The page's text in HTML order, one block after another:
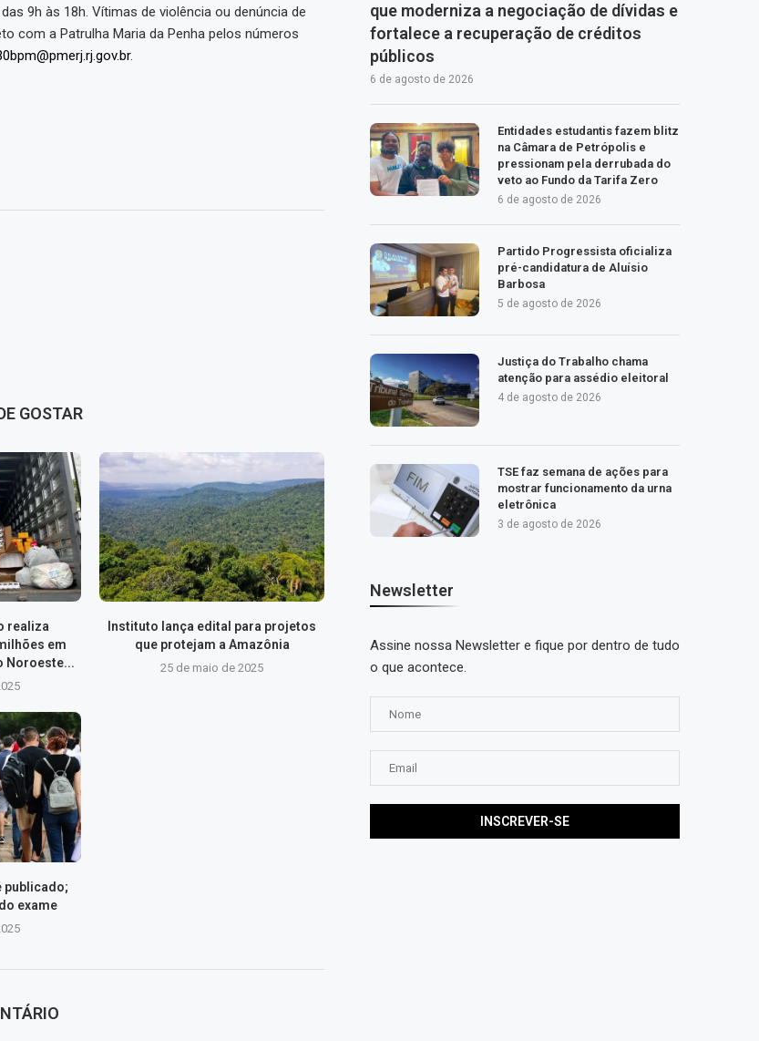
9h às 18h. Vítimas de violência ou denúncia de
com a Patrulha Maria da Penha pelos números
.
GOSTAR
realiza
em
Noroeste...
Instituto lança edital para projetos
que protejam a Amazônia
25 de maio de 2025
publicado;
exame
que moderniza a negociação de dívidas e
fortalece a recuperação de créditos
públicos
6 de agosto de 2026
Entidades estudantis fazem blitz
na Câmara de Petrópolis e
pressionam pela derrubada do
veto ao Fundo da Tarifa Zero
6 de agosto de 2026
Partido Progressista oficializa
pré-candidatura de Aluísio
Barbosa
5 de agosto de 2026
Justiça do Trabalho chama
atenção para assédio eleitoral
4 de agosto de 2026
TSE faz semana de ações para
mostrar funcionamento da urna
eletrônica
3 de agosto de 2026
Newsletter
Assine nossa Newsletter e fique por dentro de tudo
o que acontece.